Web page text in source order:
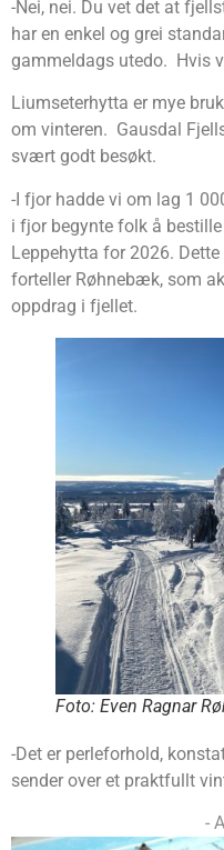
-Nei, nei. Du vet det at
har en enkel og grei
gammeldags utedo. Hvis
Liumseterhytta er mye
om vinteren. Gausdal
svært godt besøkt.
-I fjor hadde vi om lag 1
i fjor begynte folk å
Leppehytta for 2026.
forteller Røhnebæk, som
oppdrag i fjellet.
Foto: Even Ragnar
-Det er perleforhold,
sender over et praktfullt
-